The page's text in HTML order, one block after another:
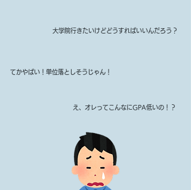
大学院行きたいけどどうすればいいんだろう？
​てかやばい！単位落としそうじゃん！
え、オレってこんなにGPA低いの！？